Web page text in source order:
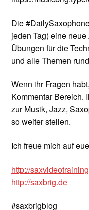
Die
jeden Tag) eine
Übungen für die
und alle Themen
Wenn ihr Fragen
Kommentar Bereich.
zur Musik, Jazz,
so weiter stellen.
Ich freue mich auf
http://
http://saxbrig.de
#saxbrigblog